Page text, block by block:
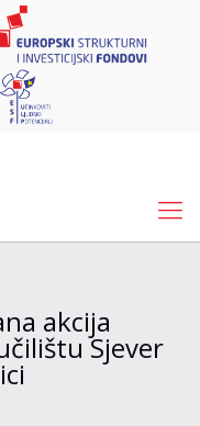
akcija
Sjever